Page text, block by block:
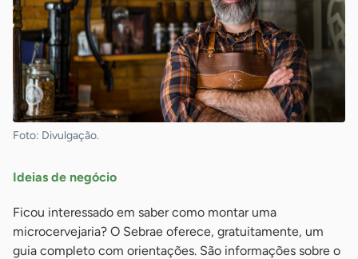
Foto: Divulgação.
Ideias de negócio
Ficou interessado em saber como montar uma
microcervejaria? O Sebrae oferece, gratuitamente, um
guia completo com orientações. São informações sobre o